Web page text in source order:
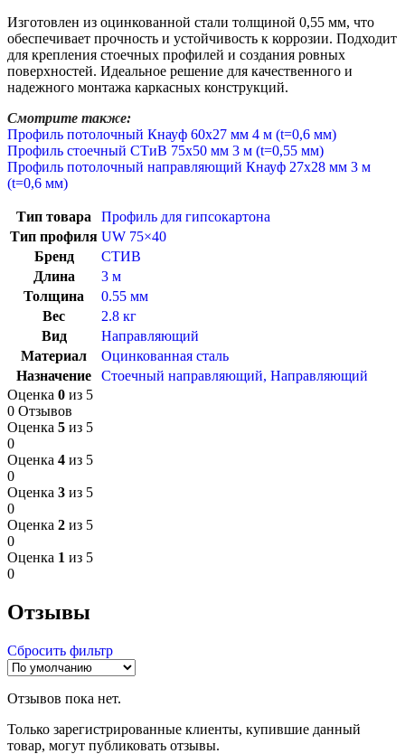
Изготовлен из оцинкованной стали толщиной 0,55 мм, что
обеспечивает прочность и устойчивость к коррозии. Подходит
для крепления стоечных профилей и создания ровных
поверхностей. Идеальное решение для качественного и
надежного монтажа каркасных конструкций.
Смотрите также:
Профиль потолочный Кнауф 60х27 мм 4 м (t=0,6 мм)
Профиль стоечный СТиВ 75х50 мм 3 м (t=0,55 мм)
Профиль потолочный направляющий Кнауф 27х28 мм 3 м
(t=0,6 мм)
Тип товара
Профиль для гипсокартона
Тип профиля UW 75×40
Бренд
СТИВ
Длина
3 м
Толщина
0.55 мм
Вес
2.8 кг
Вид
Направляющий
Материал
Оцинкованная сталь
Назначение
Стоечный направляющий, Направляющий
Оценка 0 из 5
0 Отзывов
Оценка 5 из 5
0
Оценка 4 из 5
0
Оценка 3 из 5
0
Оценка 2 из 5
0
Оценка 1 из 5
0
Отзывы
Сбросить фильтр
Отзывов пока нет.
Только зарегистрированные клиенты, купившие данный
товар, могут публиковать отзывы.